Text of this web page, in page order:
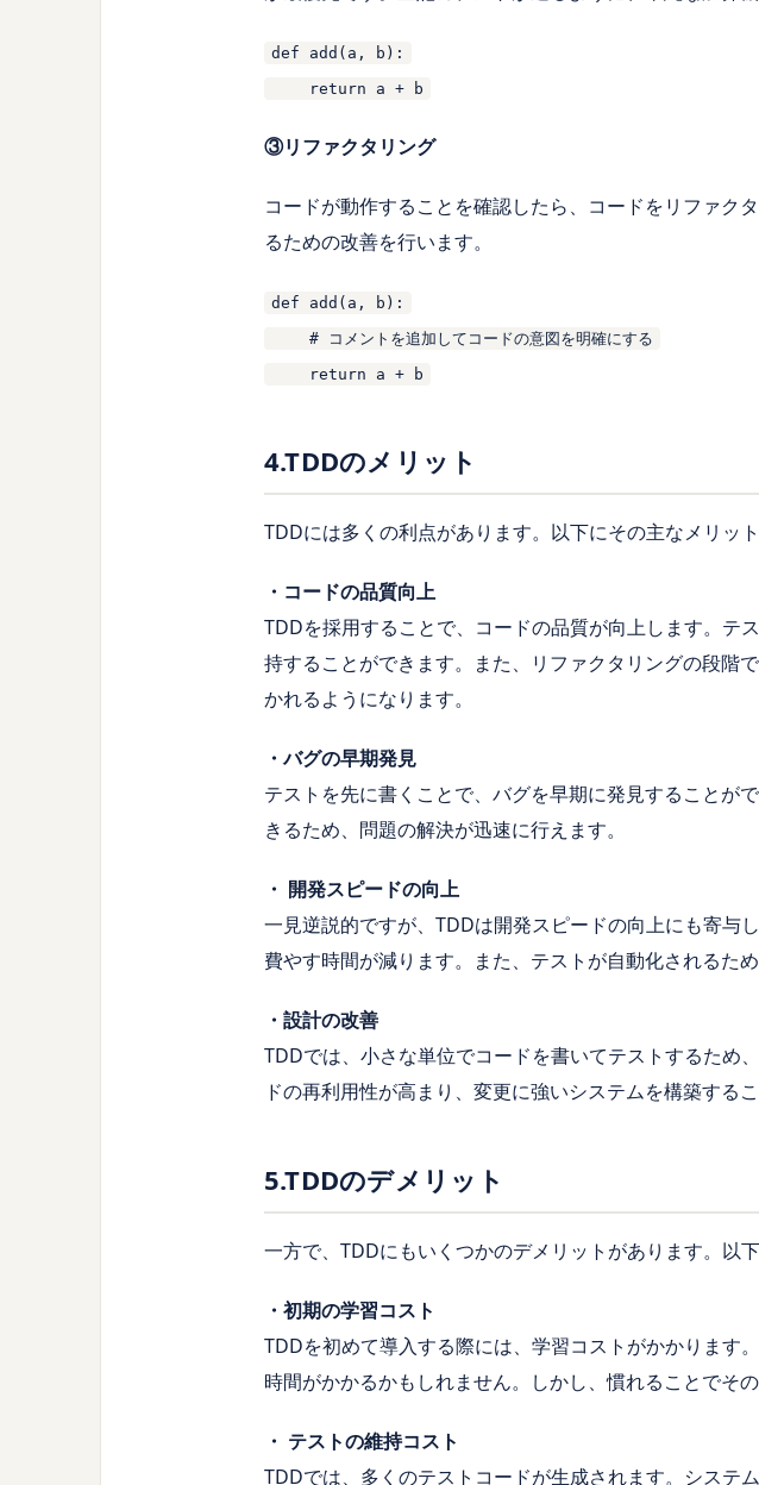
def add(a, b):
return a + b
③リファクタリング
コードが動作することを確認したら、コードをリファク
るための改善を行います。
def add(a, b):
# コメントを追加してコードの意図を明確にする
return a + b
4.TDDのメリット
TDDには多くの利点があります。以下にその主なメリット
・コードの品質向上
TDDを採用することで、コードの品質が向上します。テ
持することができます。また、リファクタリングの段階
かれるようになります。
・バグの早期発見
テストを先に書くことで、バグを早期に発見することが
きるため、問題の解決が迅速に行えます。
・ 開発スピードの向上
一見逆説的ですが、TDDは開発スピードの向上にも寄与
費やす時間が減ります。また、テストが自動化されるた
・設計の改善
TDDでは、小さな単位でコードを書いてテストするため
ドの再利用性が高まり、変更に強いシステムを構築するこ
5.TDDのデメリット
一方で、TDDにもいくつかのデメリットがあります。以
・初期の学習コスト
TDDを初めて導入する際には、学習コストがかかります
時間がかかるかもしれません。しかし、慣れることでそ
・ テストの維持コスト
TDDでは、多くのテストコードが生成されます。システ